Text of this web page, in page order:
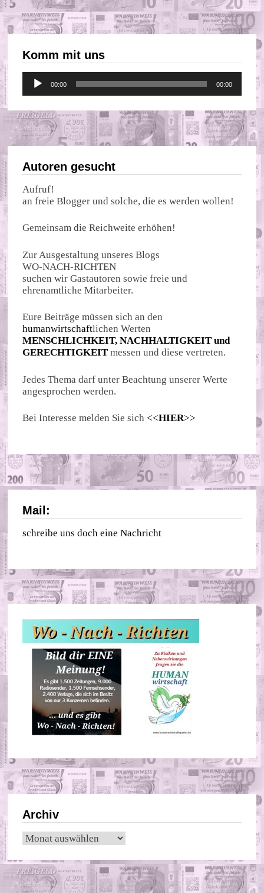
Komm mit uns
Audio-
Player
00:00 00:00
Autoren gesucht
Aufruf!
an freie Blogger und solche, die es werden wollen!
Gemeinsam die Reichweite erhöhen!
Zur Ausgestaltung unseres Blogs
WO-NACH-RICHTEN
suchen wir Gastautoren sowie freie und
ehrenamtliche Mitarbeiter.
Eure Beiträge müssen sich an den
humanwirtschaftlichen Werten
MENSCHLICHKEIT, NACHHALTIGKEIT und
GERECHTIGKEIT messen und diese vertreten.
Jedes Thema darf unter Beachtung unserer Werte
angesprochen werden.
Bei Interesse melden Sie sich <<HIER>>
Mail:
schreibe uns doch eine Nachricht
Archiv
Archiv